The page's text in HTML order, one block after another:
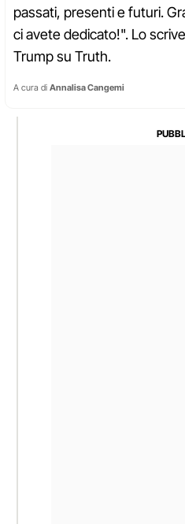
passati, presenti e futuri.
ci avete dedicato!". Lo
Trump su Truth.
A cura di Annalisa Cangemi